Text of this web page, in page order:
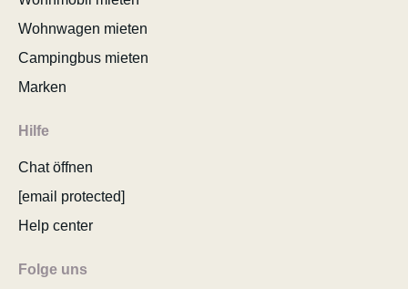
Wohnwagen mieten
Campingbus mieten
Marken
Hilfe
Chat öffnen
[email protected]
Help center
Folge uns